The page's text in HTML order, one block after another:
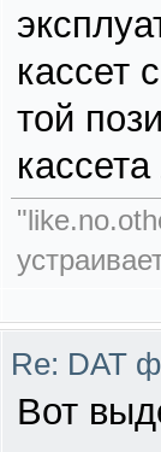
кассет
той
Re: DAT
Вот